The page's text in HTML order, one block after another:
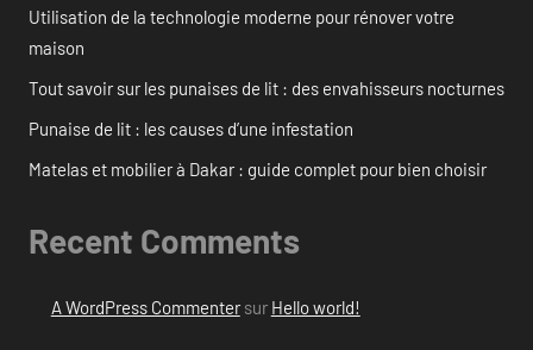
Utilisation de la technologie moderne pour rénover votre
maison
Tout savoir sur les punaises de lit : des envahisseurs nocturnes
Punaise de lit : les causes d’une infestation
Matelas et mobilier à Dakar : guide complet pour bien choisir
Recent Comments
A WordPress Commentersur Hello world!